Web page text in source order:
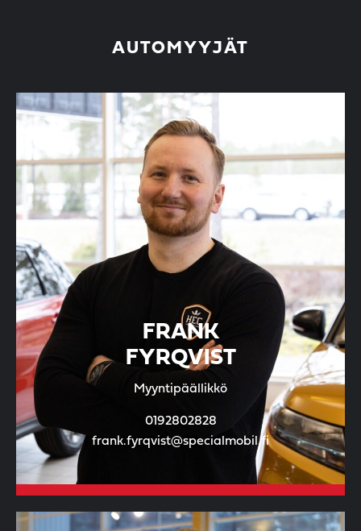
AUTOMYYJÄT
FRANK
FYRQVIST
Myyntipäällikkö
0192802828
frank.fyrqvist@specialmobil.fi